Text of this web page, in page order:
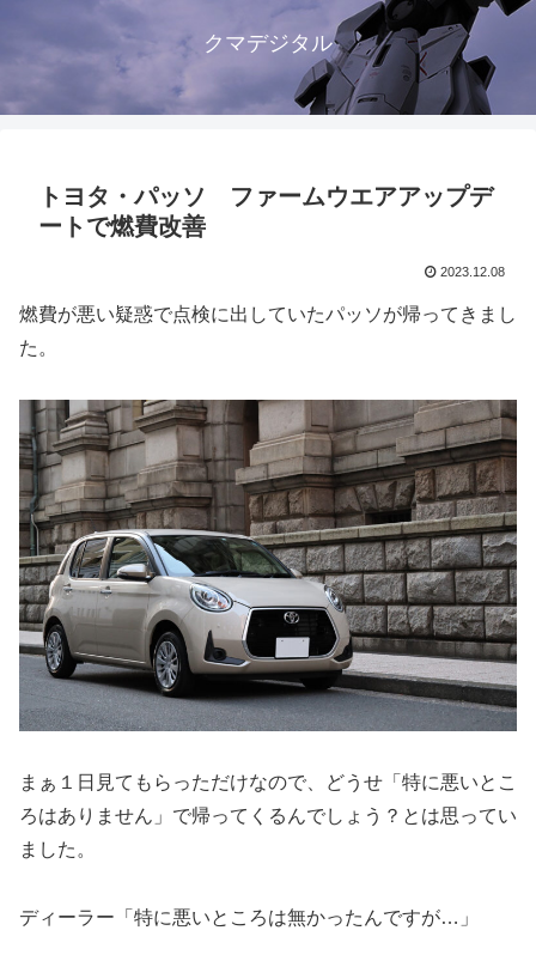
クマデジタル
トヨタ・パッソ ファームウエアアップデ
ートで燃費改善
2023.12.08
燃費が悪い疑惑で点検に出していたパッソが帰ってきまし
た。
まぁ１日見てもらっただけなので、どうせ「特に悪いとこ
ろはありません」で帰ってくるんでしょう？とは思ってい
ました。
ディーラー「特に悪いところは無かったんですが…」